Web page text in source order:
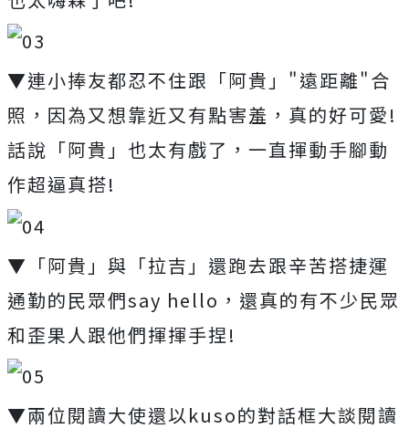
▼連小捧友都忍不住跟「阿貴」"遠距離"合
照，因為又想靠近又有點害羞，真的好可愛!
話說「阿貴」也太有戲了，一直揮動手腳動
作超逼真搭!
▼「阿貴」與「拉吉」還跑去跟辛苦搭捷運
通勤的民眾們say hello，還真的有不少民眾
和歪果人跟他們揮揮手捏!
▼兩位閱讀大使還以kuso的對話框大談閱讀